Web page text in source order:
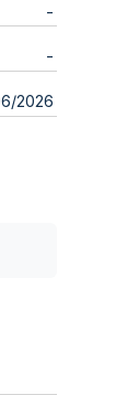
-
-
2026